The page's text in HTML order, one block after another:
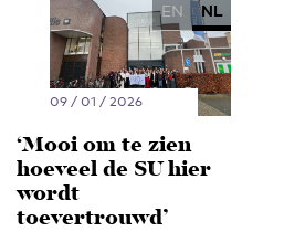
EN NL
09 / 01 / 2026
‘Mooi om te zien
hoeveel de SU hier
wordt
toevertrouwd’